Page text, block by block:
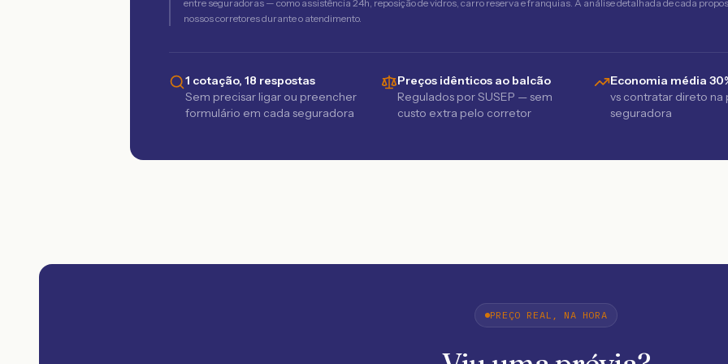
entre seguradoras — como assistência 24h, reposição de vidros, carro reserva e franquias. A análise detalhada de cada
nossos corretores durante o atendimento.
1 cotação, 18 respostas
Sem precisar ligar ou preencher
formulário em cada seguradora
Preços idênticos ao balcão
Regulados por SUSEP — sem
custo extra pelo corretor
Economia média
vs contratar direto na
seguradora
PREÇO REAL, NA HORA